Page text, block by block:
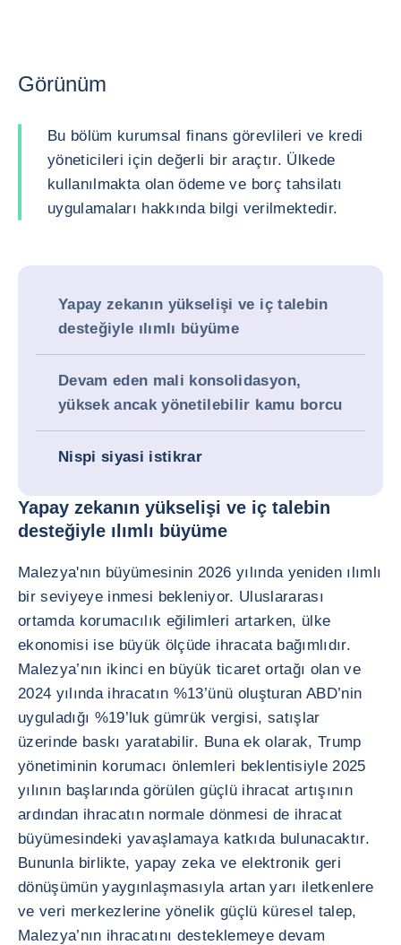
Görünüm
Bu bölüm kurumsal finans görevlileri ve kredi
yöneticileri için değerli bir araçtır. Ülkede
kullanılmakta olan ödeme ve borç tahsilatı
uygulamaları hakkında bilgi verilmektedir.
Yapay zekanın yükselişi ve iç talebin
desteğiyle ılımlı büyüme
Devam eden mali konsolidasyon,
yüksek ancak yönetilebilir kamu borcu
Nispi siyasi istikrar
Yapay zekanın yükselişi ve iç talebin
desteğiyle ılımlı büyüme
Malezya'nın büyümesinin 2026 yılında yeniden ılımlı
bir seviyeye inmesi bekleniyor. Uluslararası
ortamda korumacılık eğilimleri artarken, ülke
ekonomisi ise büyük ölçüde ihracata bağımlıdır.
Malezya’nın ikinci en büyük ticaret ortağı olan ve
2024 yılında ihracatın %13’ünü oluşturan ABD’nin
uyguladığı %19’luk gümrük vergisi, satışlar
üzerinde baskı yaratabilir. Buna ek olarak, Trump
yönetiminin korumacı önlemleri beklentisiyle 2025
yılının başlarında görülen güçlü ihracat artışının
ardından ihracatın normale dönmesi de ihracat
büyümesindeki yavaşlamaya katkıda bulunacaktır.
Bununla birlikte, yapay zeka ve elektronik geri
dönüşümün yaygınlaşmasıyla artan yarı iletkenlere
ve veri merkezlerine yönelik güçlü küresel talep,
Malezya’nın ihracatını desteklemeye devam